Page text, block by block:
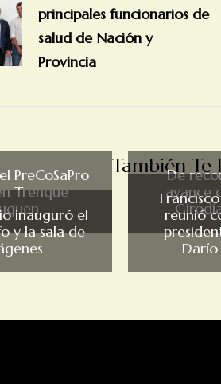
principales funcionarios de
salud de Nación y
Provincia
También Te
PreCoSaPro
Trenque
De
avance
inauguró el
y la sala de
reunió